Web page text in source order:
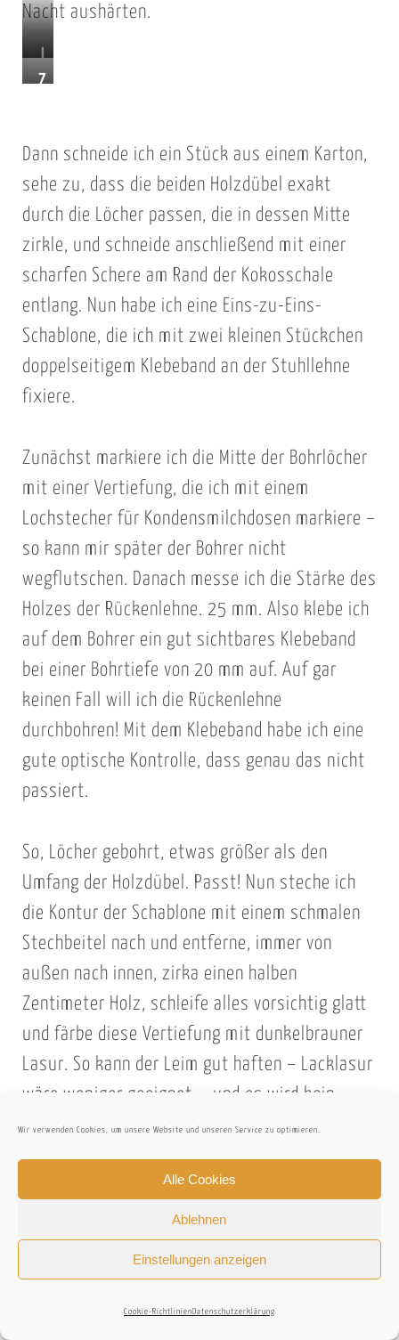
Wir verwenden Cookies, um unsere Website und unseren Service zu optimieren.
Alle Cookies
Ablehnen
Einstellungen anzeigen
Cookie-Richtlinien Datenschutzerklärung
e
n
.
J
o
h
l
,
s
i
h
t
g
t
a
u
s
!
Nacht aushärten.
J
e
t
w
i
r
d
s
e
r
n
!
E
s
w
i
r
e
i
n
e
V
i
e
f
u
n
g
f
ü
r
d
o
Z
i
H
o
l
z
ü
b
e
l
r
d
e
n
a
u
d
e
r
R
ü
e
i
t
e
d
e
s
K
o
k
i
Dann schneide ich ein Stück aus einem Karton,
sehe zu, dass die beiden Holzdübel exakt
durch die Löcher passen, die in dessen Mitte
zirkle, und schneide anschließend mit einer
scharfen Schere am Rand der Kokosschale
entlang. Nun habe ich eine Eins-zu-Eins-
Schablone, die ich mit zwei kleinen Stückchen
doppelseitigem Klebeband an der Stuhllehne
fixiere.
Zunächst markiere ich die Mitte der Bohrlöcher
mit einer Vertiefung, die ich mit einem
Lochstecher für Kondensmilchdosen markiere –
so kann mir später der Bohrer nicht
wegflutschen. Danach messe ich die Stärke des
Holzes der Rückenlehne. 25 mm. Also klebe ich
auf dem Bohrer ein gut sichtbares Klebeband
bei einer Bohrtiefe von 20 mm auf. Auf gar
keinen Fall will ich die Rückenlehne
durchbohren! Mit dem Klebeband habe ich eine
gute optische Kontrolle, dass genau das nicht
passiert.
So, Löcher gebohrt, etwas größer als den
Umfang der Holzdübel. Passt! Nun steche ich
die Kontur der Schablone mit einem schmalen
Stechbeitel nach und entferne, immer von
außen nach innen, zirka einen halben
Zentimeter Holz, schleife alles vorsichtig glatt
und färbe diese Vertiefung mit dunkelbrauner
Lasur. So kann der Leim gut haften – Lacklasur
wäre weniger geeignet -, und es wird kein
helles Holz hervorblitzen.
a
m
Koloniales Flechtwerk en miniature
Nun geht es an die Herstellung der kleinen